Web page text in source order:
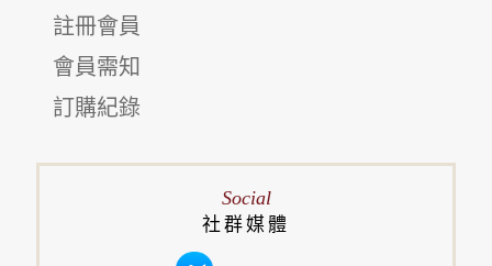
註冊會員
會員需知
訂購紀錄
Social
社群媒體